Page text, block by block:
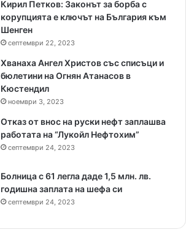
Кирил Петков: Законът за борба с
корупцията е ключът на България към
Шенген
септември 22, 2023
Хванаха Ангел Христов със списъци и
бюлетини на Огнян Атанасов в
Кюстендил
ноември 3, 2023
Отказ от внос на руски нефт заплашва
работата на “Лукойл Нефтохим”
септември 24, 2023
Болница с 61 легла даде 1,5 млн. лв.
годишна заплата на шефа си
септември 24, 2023